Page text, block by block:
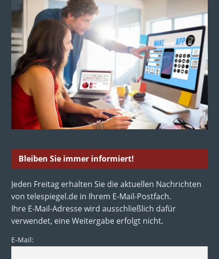
Bleiben Sie immer informiert!
Jeden Freitag erhalten Sie die aktuellen Nachrichten
von telespiegel.de in Ihrem E-Mail-Postfach.
Ihre E-Mail-Adresse wird ausschließlich dafür
verwendet, eine Weitergabe erfolgt nicht.
E-Mail: